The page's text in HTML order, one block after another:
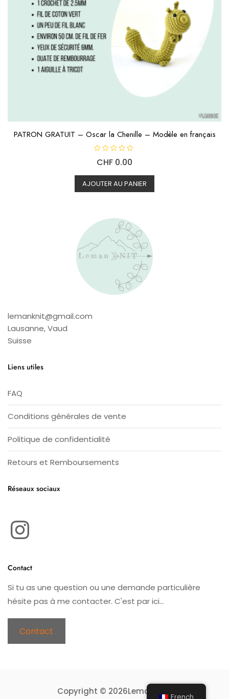
PATRON GRATUIT – Oscar la Chenille – Modèle en français
o
e
0
s
u
CHF 0.00
AJOUTER AU PANIER
lemanknit@gmail.com
Lausanne,Vaud
Suisse
Liens utiles
FAQ
Conditions générales de vente
Politique de confidentialité
Retours et Remboursements
Réseaux sociaux
Contact
Si tu as une question ou une demande particulière
hésite pas à me contacter. C'est par ici...
Contact
Copyright © 2026Leman Knit